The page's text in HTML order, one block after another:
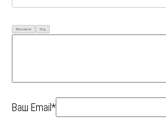
Визуально Код
Ваш Email*